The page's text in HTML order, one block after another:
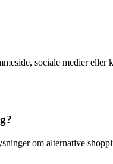
sociale medier eller
om alternative